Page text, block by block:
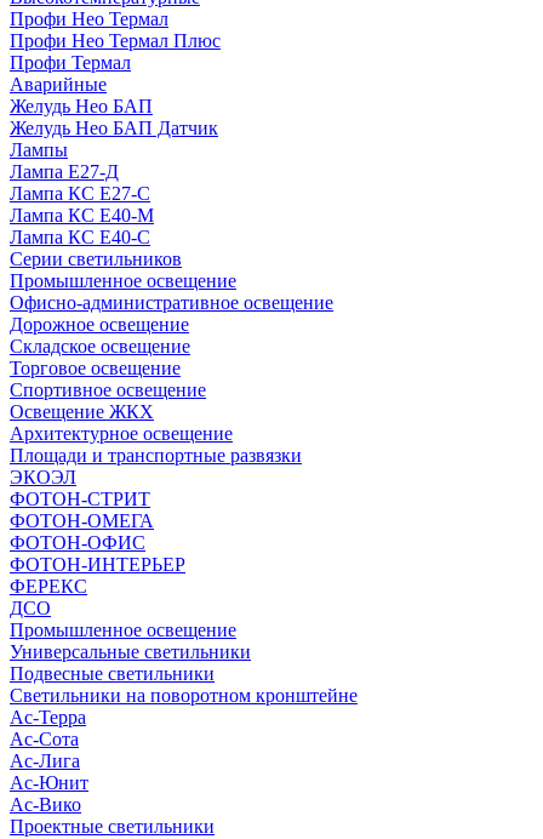
Профи Нео Термал
Профи Нео Термал Плюс
Профи Термал
Аварийные
Желудь Нео БАП
Желудь Нео БАП Датчик
Лампы
Лампа Е27-Д
Лампа КС Е27-С
Лампа КС Е40-М
Лампа КС Е40-С
Серии светильников
Промышленное освещение
Офисно-административное освещение
Дорожное освещение
Складское освещение
Торговое освещение
Спортивное освещение
Освещение ЖКХ
Архитектурное освещение
Площади и транспортные развязки
ЭКОЭЛ
ФОТОН-СТРИТ
ФОТОН-ОМЕГА
ФОТОН-ОФИС
ФОТОН-ИНТЕРЬЕР
ФЕРЕКС
ДСО
Промышленное освещение
Универсальные светильники
Подвесные светильники
Светильники на поворотном кронштейне
Ас-Терра
Ас-Сота
Ас-Лига
Ас-Юнит
Ас-Вико
Проектные светильники